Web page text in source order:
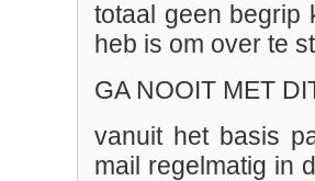
totaal geen begrip
heb is om over te
GA NOOIT MET
vanuit het basis
mail regelmatig in